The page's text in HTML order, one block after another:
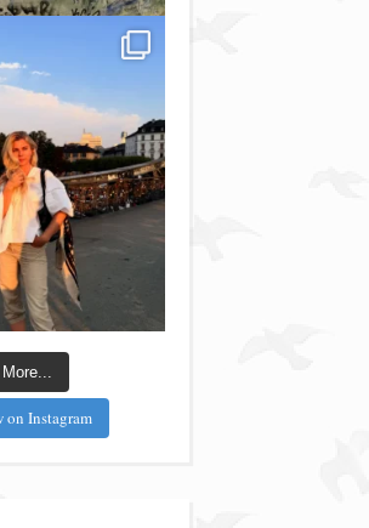
More...
on Instagram